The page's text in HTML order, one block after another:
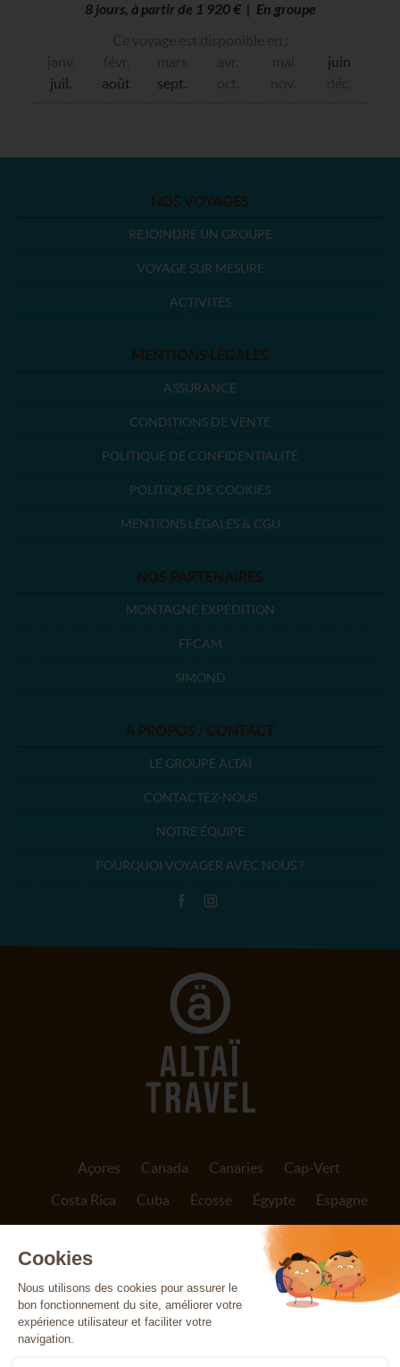
8 jours, à partir de 1 920 € | En groupe
juin
juil.
août sept.
NOS VOYAGES
REJOINDRE UN GROUPE
VOYAGE SUR MESURE
ACTIVITÉS
MENTIONS LÉGALES
ASSURANCE
CONDITIONS DE VENTE
POLITIQUE DE CONFIDENTIALITÉ
POLITIQUE DE COOKIES
MENTIONS LÉGALES & CGU
NOS PARTENAIRES
MONTAGNE EXPÉDITION
FFCAM
SIMOND
A PROPOS / CONTACT
LE GROUPE ALTAÏ
CONTACTEZ-NOUS
NOTRE ÉQUIPE
POURQUOI VOYAGER AVEC NOUS ?
Açores Canada Canaries
Cap-Vert
Costa Rica
Cuba Écosse Égypte
Espagne
Inde
Irlande
Jordanie
Madère
Maroc
Népal Norvège Oman
Patagonie
Pérou
Portugal Réunion